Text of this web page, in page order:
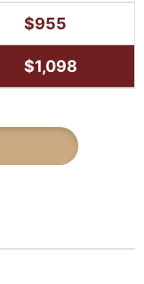
$955
$1,098